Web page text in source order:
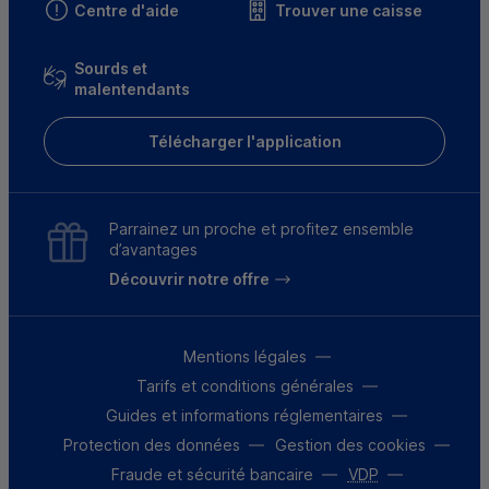
Centre d'aide Trouver une caisse
Sourds et
malentendants
Télécharger l'application
Parrainez un proche et profitez ensemble
d’avantages
Découvrir notre offre
Mentions légales
Tarifs et conditions générales
Guides et informations réglementaires
Protection des données
Gestion des cookies
Fraude et sécurité bancaire
VDP